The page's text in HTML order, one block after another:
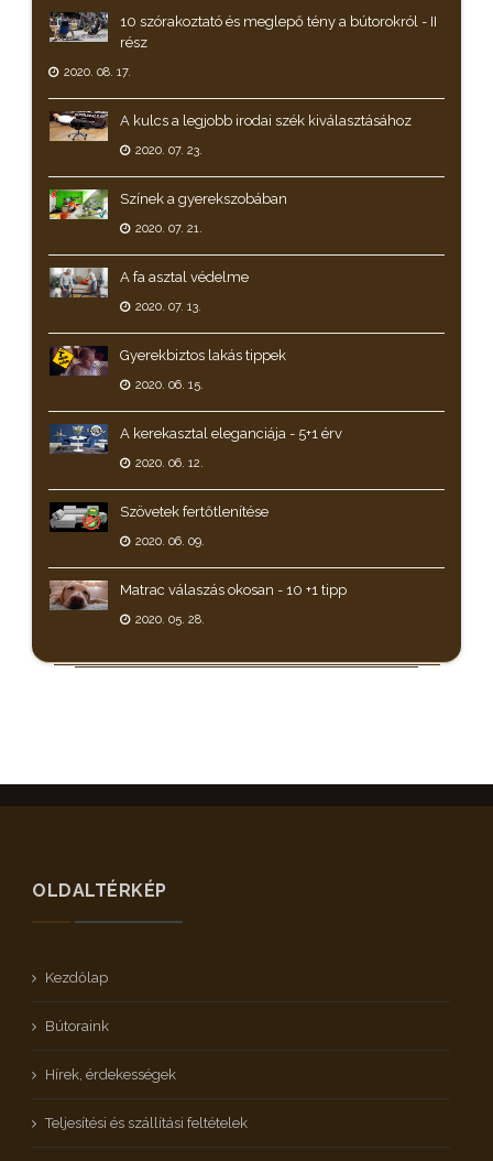
10 szórakoztató és meglepő tény a bútorokról - II
rész
2020. 08. 17.
A kulcs a legjobb irodai szék kiválasztásához
2020. 07. 23.
Színek a gyerekszobában
2020. 07. 21.
A fa asztal védelme
2020. 07. 13.
Gyerekbiztos lakás tippek
2020. 06. 15.
A kerekasztal eleganciája - 5+1 érv
2020. 06. 12.
Szövetek fertőtlenítése
2020. 06. 09.
Matrac válaszás okosan - 10 +1 tipp
2020. 05. 28.
OLDALTÉRKÉP
Kezdőlap
Bútoraink
Hírek, érdekességek
Teljesítési és szállítási feltételek